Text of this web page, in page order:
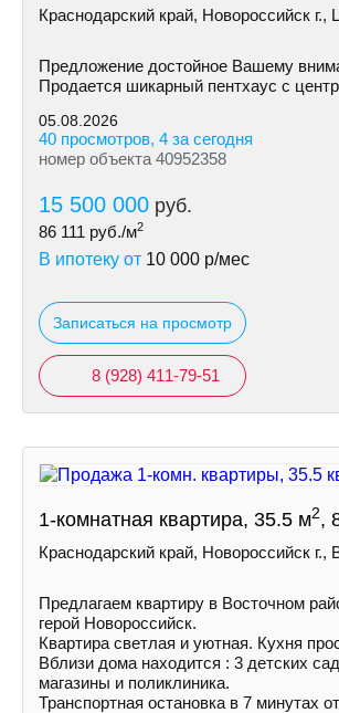
Краснодарский край, Новороссийск г.,
Предложение достойное Вашему
Продается шикарный пентхаус с
05.08.2026
40 просмотров, 4 за сегодня
номер объекта 40952358
15 500 000 руб.
86 111 руб./м2
В ипотеку от 10 000 р/мес
Записаться на просмотр
8 (928) 411-79-51
1-комнатная квартира, 35.5 м2,
Краснодарский край, Новороссийск г.,
Предлагаем квартиру в Восточном
герой Новороссийск.
Квартира светлая и уютная. Кухня
Вблизи дома находится : 3 детских
магазины и поликлиника.
Транспортная остановка в 7 минутах